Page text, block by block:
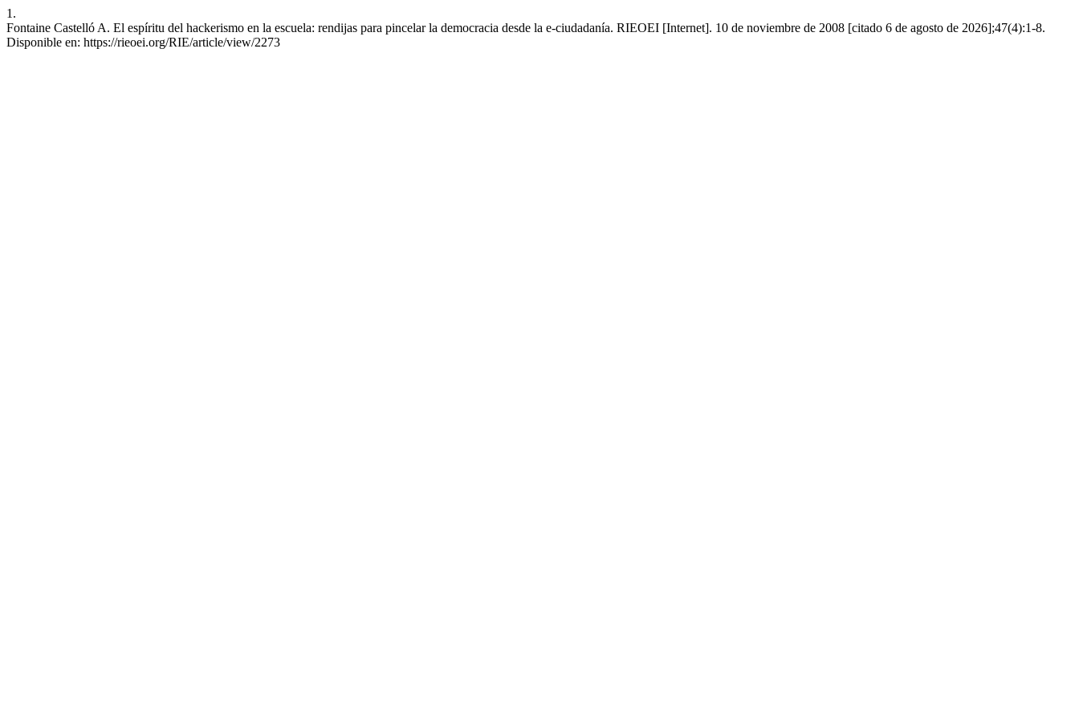
1.
Fontaine Castelló A. El espíritu del hackerismo en la escuela: rendijas para pincelar la democracia desde la e-ciudadanía. RIEOEI [Internet]. 10 de noviembre de 2008 [citado 6 de agosto de 2026];47(4):1-8.
Disponible en: https://rieoei.org/RIE/article/view/2273